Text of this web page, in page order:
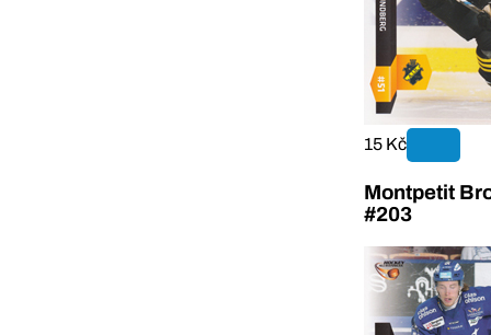
15 Kč
Montpetit
#203